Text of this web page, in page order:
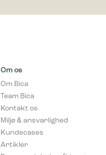
Om os
Om Bica
Team Bica
Kontakt os
Miljø & ansvarlighed
Kundecases
Artikler